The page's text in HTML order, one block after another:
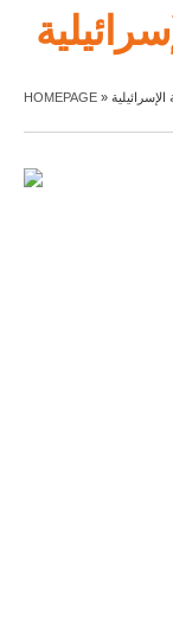
HOMEPAGE » الإسرائيلية